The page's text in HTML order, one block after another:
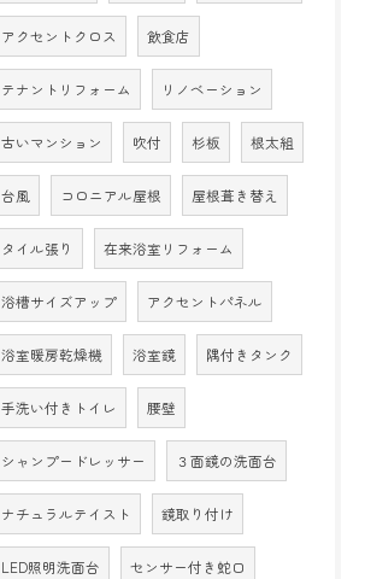
アクセントクロス 飲食店
テナントリフォーム リノベーション
古いマンション 吹付 杉板 根太組
台風 コロニアル屋根 屋根葺き替え
タイル張り 在来浴室リフォーム
浴槽サイズアップ アクセントパネル
浴室暖房乾燥機 浴室鏡 隅付きタンク
手洗い付きトイレ 腰壁
シャンプードレッサー ３面鏡の洗面台
ナチュラルテイスト 鏡取り付け
LED照明洗面台 センサー付き蛇口